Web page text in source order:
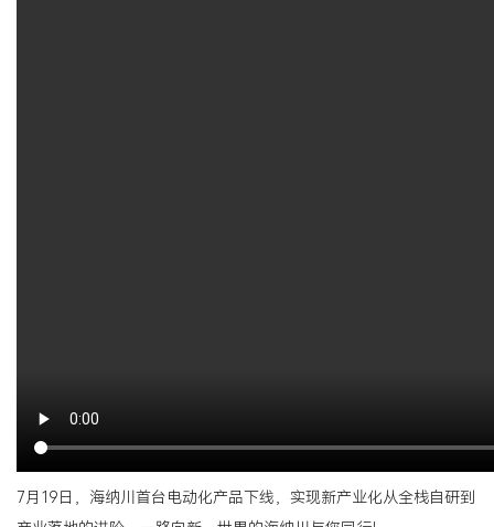
7月19日，海纳川首台电动化产品下线，实现新产业化从全栈自研到